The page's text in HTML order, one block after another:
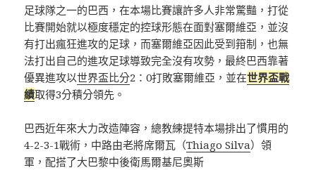
足球隊之一的巴西，在本場比賽讓許多人非常驚豔，打從
比賽開始就以極度穩定的控球形態在面對塞爾維亞，並沒
有打出瘋狂進攻的足球，而塞爾維亞因此受到箝制，也無
法打出自己的進攻足球導致完全沒有攻勢，最終巴西靠著
優異進攻以世界盃比分2：0打敗塞爾維亞，並在世界盃戰
績取得3分積分領先。
巴西近年來大力改造陣容，總教練提特本場排出了慣用的
4-2-3-1戰術，中路由老將席爾瓦（Thiago Silva）領
軍，配搭了大巴黎中後衛馬爾基尼奧斯